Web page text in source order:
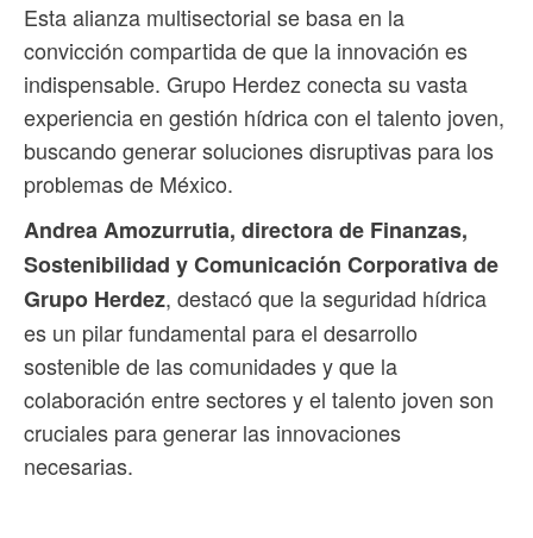
Esta alianza multisectorial se basa en la
convicción compartida de que la innovación es
indispensable. Grupo Herdez conecta su vasta
experiencia en gestión hídrica con el talento joven,
buscando generar soluciones disruptivas para los
problemas de México.
Andrea Amozurrutia, directora de Finanzas,
Sostenibilidad y Comunicación Corporativa de
Grupo Herdez, destacó que la seguridad hídrica
es un pilar fundamental para el desarrollo
sostenible de las comunidades y que la
colaboración entre sectores y el talento joven son
cruciales para generar las innovaciones
necesarias.